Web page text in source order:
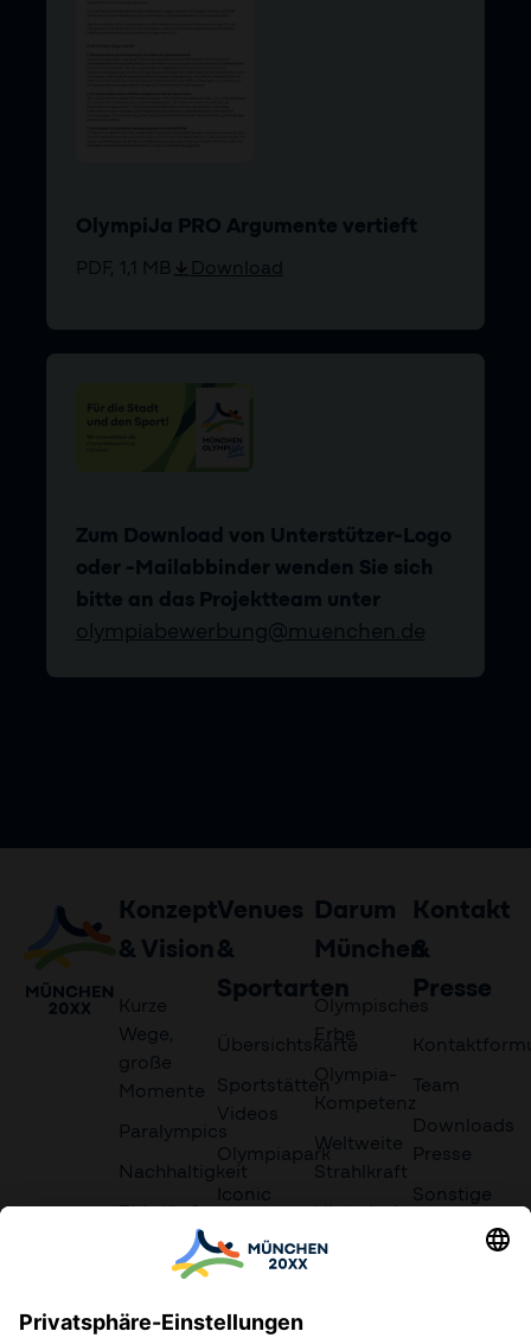
OlympiJa PRO Argumente vertieft
PDF, 1,1 MB Download
Zum Download von Unterstützer-Logo
oder -Mailabbinder wenden Sie sich
bitte an das Projektteam unter
olympiabewerbung@muenchen.de
Konzept
& Vision
Kurze
Wege,
große
Momente
Paralympics
Nachhaltigkeit
Zirkulär &
Autonom
Kulturfestival
Grundsätze
Venues
&
Sportarten
Übersichtskarte
Sportstätten
Videos
Olympiapark
Iconic
Olympisches
Darum
München
Olympisches
Erbe
Olympia-
Kompetenz
Weltweite
Strahlkraft
Historischer
Rückhalt
Kontakt
&
Presse
Team
Downloads
Presse
Sonstige